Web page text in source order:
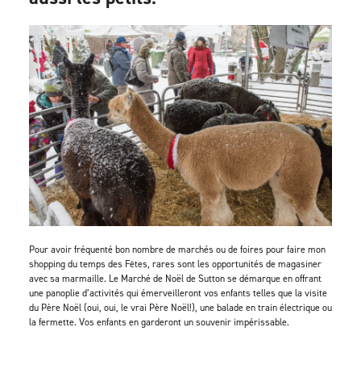
Pour avoir fréquenté bon nombre de marchés ou de foires pour faire mon
shopping du temps des Fêtes, rares sont les opportunités de magasiner
avec sa marmaille. Le Marché de Noël de Sutton se démarque en offrant
une panoplie d’activités qui émerveilleront vos enfants telles que la visite
du Père Noël (oui, oui, le vrai Père Noël!), une balade en train électrique ou
la fermette. Vos enfants en garderont un souvenir impérissable.